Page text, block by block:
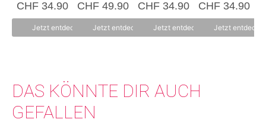
0
v
CHF34.90
Jetzt entdecken
0
v
CHF49.90
Jetzt entdecken
0
v
CHF34.90
Jetzt entdecken
0
v
CHF34.90
Jetzt
DAS KÖNNTE DIR AUCH
GEFALLEN